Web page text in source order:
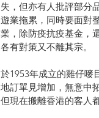
失，但亦有人批評部分
遊業拖累，同時要面對
業，除防疫抗疫基金，
各有對策又不離其宗。
於1953年成立的雞仔嘜
地訂單見增加，無意中
但現在搬離香港的客人